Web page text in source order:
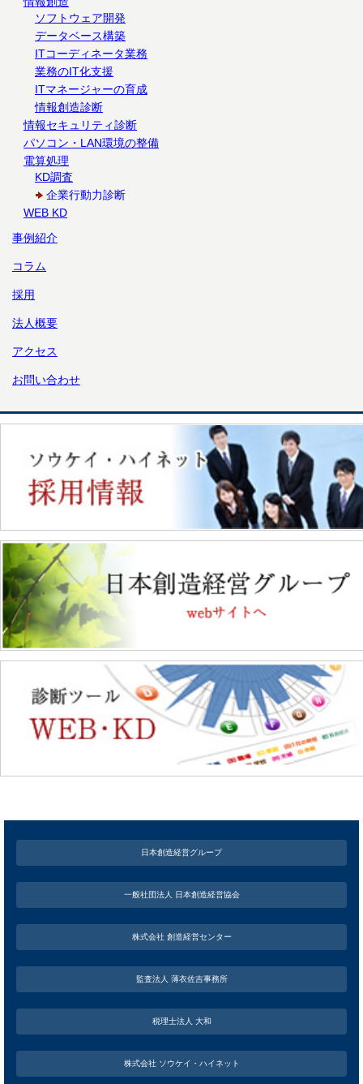
ソフトウェア開発
データベース構築
ITコーディネータ業務
業務のIT化支援
ITマネージャーの育成
情報創造診断
情報セキュリティ診断
パソコン・LAN環境の整備
電算処理
KD調査
企業行動力診断
WEB KD
事例紹介
コラム
採用
法人概要
アクセス
お問い合わせ
日本創造経営グループ
一般社団法人 日本創造経営協会
株式会社 創造経営センター
監査法人 薄衣佐吉事務所
税理士法人 大和
株式会社 ソウケイ・ハイネット